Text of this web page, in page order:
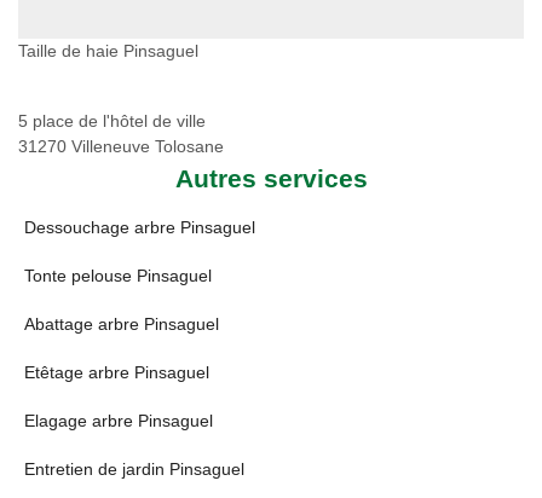
Taille de haie Pinsaguel
5 place de l'hôtel de ville
31270 Villeneuve Tolosane
Autres services
Dessouchage arbre Pinsaguel
Tonte pelouse Pinsaguel
Abattage arbre Pinsaguel
Etêtage arbre Pinsaguel
Elagage arbre Pinsaguel
Entretien de jardin Pinsaguel